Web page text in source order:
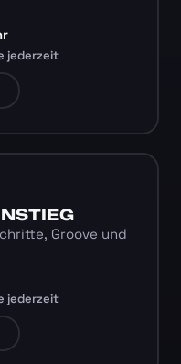
jederzeit
Groove und
jederzeit